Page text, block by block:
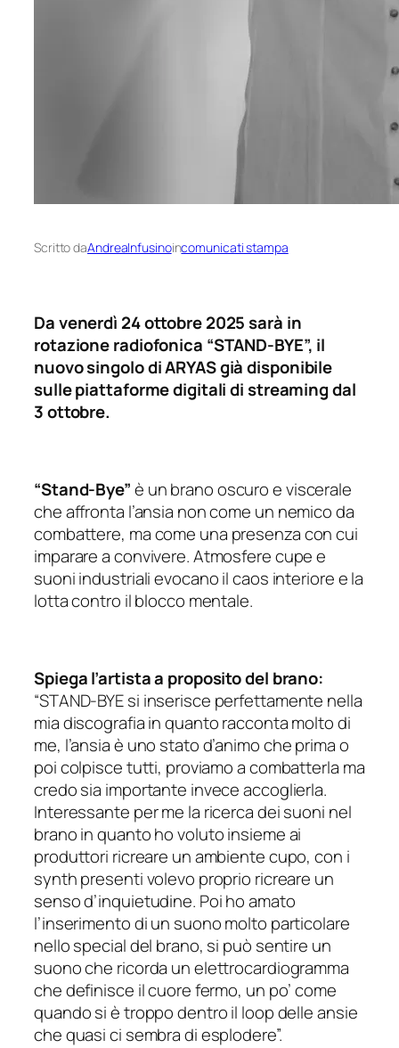
Scritto daAndreaInfusinoincomunicati stampa
Da venerdì 24 ottobre 2025 sarà in
rotazione radiofonica “STAND-BYE”, il
nuovo singolo di ARYAS già disponibile
sulle piattaforme digitali di streaming dal
3 ottobre.
“Stand-Bye”è un brano oscuro e viscerale
che affronta l’ansia non come un nemico da
combattere, ma come una presenza con cui
imparare a convivere. Atmosfere cupe e
suoni industriali evocano il caos interiore e la
lotta contro il blocco mentale.
Spiega l’artista a proposito del brano:
“STAND-BYE si inserisce perfettamente nella
mia discografia in quanto racconta molto di
me, l’ansia è uno stato d’animo che prima o
poi colpisce tutti, proviamo a combatterla ma
credo sia importante invece accoglierla.
Interessante per me la ricerca dei suoni nel
brano in quanto ho voluto insieme ai
produttori ricreare un ambiente cupo, con i
synth presenti volevo proprio ricreare un
senso d’inquietudine. Poi ho amato
l’inserimento di un suono molto particolare
nello special del brano, si può sentire un
suono che ricorda un elettrocardiogramma
che definisce il cuore fermo, un po’ come
quando si è troppo dentro il loop delle ansie
che quasi ci sembra di esplodere”.